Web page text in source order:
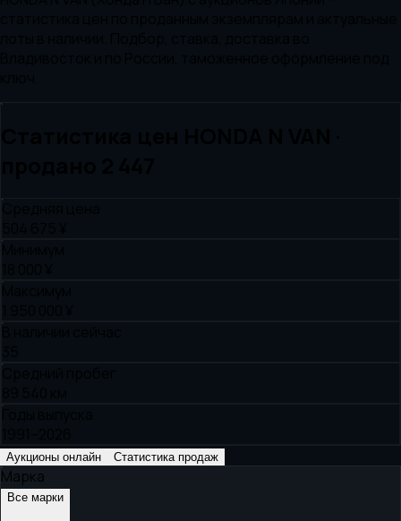
Аукционы онлайн Статистика продаж
Марка
Все марки